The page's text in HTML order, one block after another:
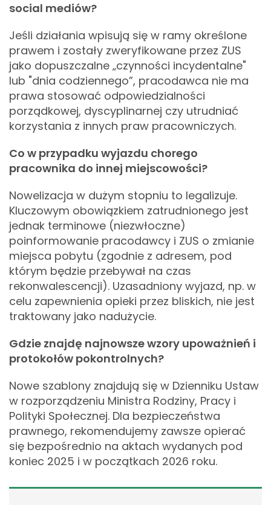
social mediów?
Jeśli działania wpisują się w ramy określone
prawem i zostały zweryfikowane przez ZUS
jako dopuszczalne „czynności incydentalne"
lub "dnia codziennego”, pracodawca nie ma
prawa stosować odpowiedzialności
porządkowej, dyscyplinarnej czy utrudniać
korzystania z innych praw pracowniczych.
Co w przypadku wyjazdu chorego
pracownika do innej miejscowości?
Nowelizacja w dużym stopniu to legalizuje.
Kluczowym obowiązkiem zatrudnionego jest
jednak terminowe (niezwłoczne)
poinformowanie pracodawcy i ZUS o zmianie
miejsca pobytu (zgodnie z adresem, pod
którym będzie przebywał na czas
rekonwalescencji). Uzasadniony wyjazd, np. w
celu zapewnienia opieki przez bliskich, nie jest
traktowany jako nadużycie.
Gdzie znajdę najnowsze wzory upoważnień i
protokołów pokontrolnych?
Nowe szablony znajdują się w Dzienniku Ustaw
w rozporządzeniu Ministra Rodziny, Pracy i
Polityki Społecznej. Dla bezpieczeństwa
prawnego, rekomendujemy zawsze opierać
się bezpośrednio na aktach wydanych pod
koniec 2025 i w początkach 2026 roku.